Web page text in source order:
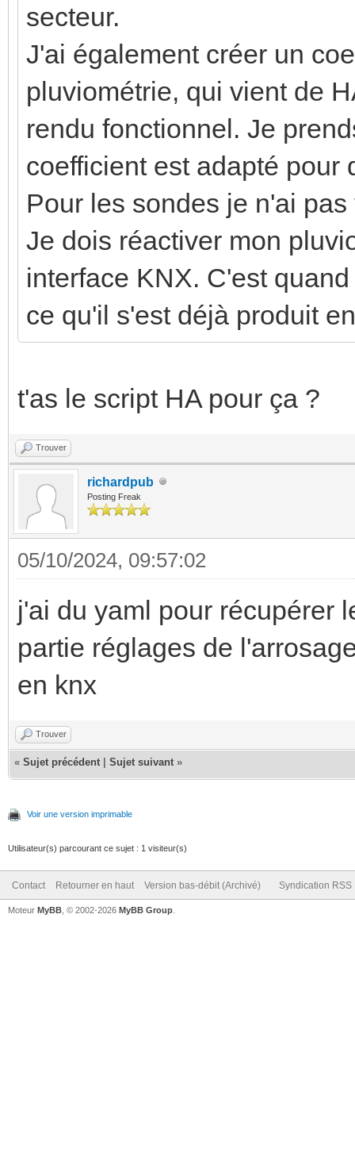
secteur.
J'ai également créer un
pluviométrie, qui vient de
rendu fonctionnel. Je
coefficient est adapté pour
Pour les sondes je n'ai
Je dois réactiver mon
interface KNX. C'est
ce qu'il s'est déjà produit
t'as le script HA pour ça ?
Trouver
richardpub
Posting Freak
05/10/2024, 09:57:02
j'ai du yaml pour récupérer
partie réglages de
en knx
Trouver
« Sujet précédent Sujet suivant »
Voir une version imprimable
Utilisateur(s) parcourant ce sujet : 1 visiteur(s)
Contact Retourner en haut Version bas-débit (Archivé) Syndication RSS
Moteur MyBB , © 2002-2026 MyBB Group